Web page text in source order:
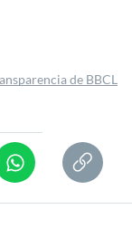
de BBCL